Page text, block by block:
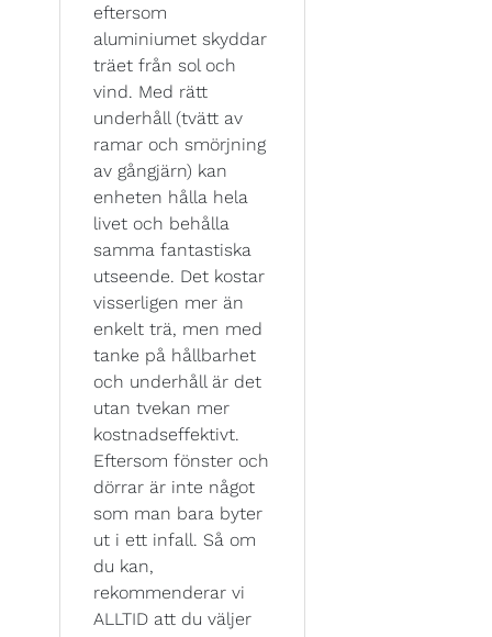
eftersom
aluminiumet skyddar
träet från sol och
vind. Med rätt
underhåll (tvätt av
ramar och smörjning
av gångjärn) kan
enheten hålla hela
livet och behålla
samma fantastiska
utseende. Det kostar
visserligen mer än
enkelt trä, men med
tanke på hållbarhet
och underhåll är det
utan tvekan mer
kostnadseffektivt.
Eftersom fönster och
dörrar är inte något
som man bara byter
ut i ett infall. Så om
du kan,
rekommenderar vi
ALLTID att du väljer